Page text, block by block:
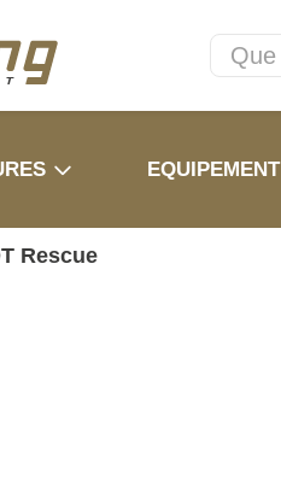
EQUIPEMENT
Rescue